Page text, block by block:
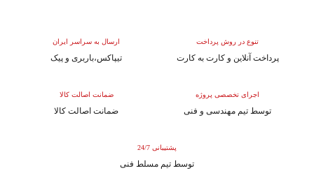
تنوع در روش پرداخت
پرداخت آنلاین و کارت به کارت
ارسال به سراسر ایران
تیپاکس،باربری و پیک
اجرای تخصصی پروژه
توسط تیم مهندسی و فنی
ضمانت اصالت کالا
ضمانت اصالت کالا
پشتیبانی 24/7
توسط تیم مسلط فنی